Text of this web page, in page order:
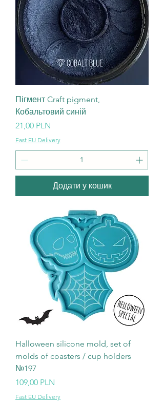
Пігмент Craft pigment,
Кобальтовий синій
Ціна
21,00 PLN
Fast EU Delivery
Додати у кошик
Halloween silicone mold, set of
molds of coasters / cup holders
№197
Ціна
109,00 PLN
Fast EU Delivery